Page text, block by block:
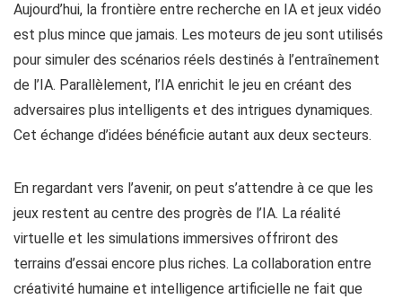
Aujourd’hui, la frontière entre recherche en IA et jeux vidéo
est plus mince que jamais. Les moteurs de jeu sont utilisés
pour simuler des scénarios réels destinés à l’entraînement
de l’IA. Parallèlement, l’IA enrichit le jeu en créant des
adversaires plus intelligents et des intrigues dynamiques.
Cet échange d’idées bénéficie autant aux deux secteurs.
En regardant vers l’avenir, on peut s’attendre à ce que les
jeux restent au centre des progrès de l’IA. La réalité
virtuelle et les simulations immersives offriront des
terrains d’essai encore plus riches. La collaboration entre
créativité humaine et intelligence artificielle ne fait que